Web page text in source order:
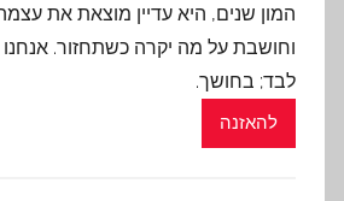
המון שנים, היא עדיין מוצאת את
וחושבת על מה יקרה כשתחזור.
לבד; בחושך.
להאזנה